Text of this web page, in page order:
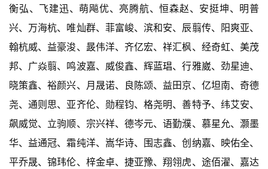
衡弘、飞建迅、萌飚优、亮腾航、恒森赵、安挺坤、明普
兴、万海杭、唯灿群、菲富峻、滨和安、辰翦传、阳爽亚、
翰杭威、益豪浚、晸伟洋、齐亿宏、祥汇枫、经奇虹、美茂
邦、广焱翦、鸣波嘉、威俊鑫、辉蓝琩、行雅崴、劲星迪、
晓策鑫、裕颜兴、月晟诺、良陈颂、益田京、亿坦南、奇德
尧、通则思、亚齐伦、勋程钧、格尧明、善特予、纬艾安、
飙威觉、立驹顺、宗兴祥、德岑元、语勤濮、慕星允、灏墨
华、益通冠、霜纯洋、嵩华诗、围志鑫、创纳嘉、映佑全、
平乔晟、锦玮伦、梓金卓、捷亚豫、翔翎虎、途佰濯、嘉达